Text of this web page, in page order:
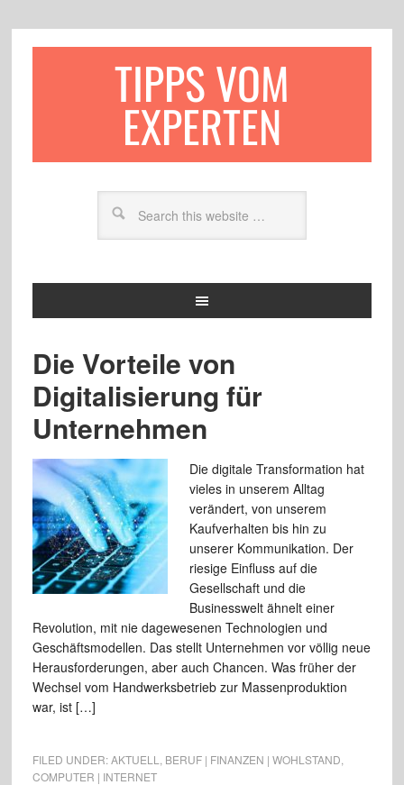
TIPPS VOM
EXPERTEN
Die Vorteile von
Digitalisierung für
Unternehmen
Die digitale Transformation hat
vieles in unserem Alltag
verändert, von unserem
Kaufverhalten bis hin zu
unserer Kommunikation. Der
riesige Einfluss auf die
Gesellschaft und die
Businesswelt ähnelt einer
Revolution, mit nie dagewesenen Technologien und
Geschäftsmodellen. Das stellt Unternehmen vor völlig neue
Herausforderungen, aber auch Chancen. Was früher der
Wechsel vom Handwerksbetrieb zur Massenproduktion
war, ist […]
FILED UNDER:AKTUELL BERUF | FINANZEN | WOHLSTAND
COMPUTER | INTERNET